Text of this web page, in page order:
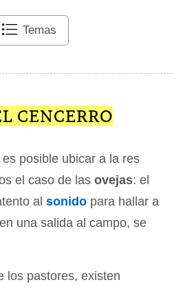
Temas
CENCERRO
posible ubicar a la res
el caso de las ovejas: el
al sonido para hallar a
una salida al campo, se
los pastores, existen